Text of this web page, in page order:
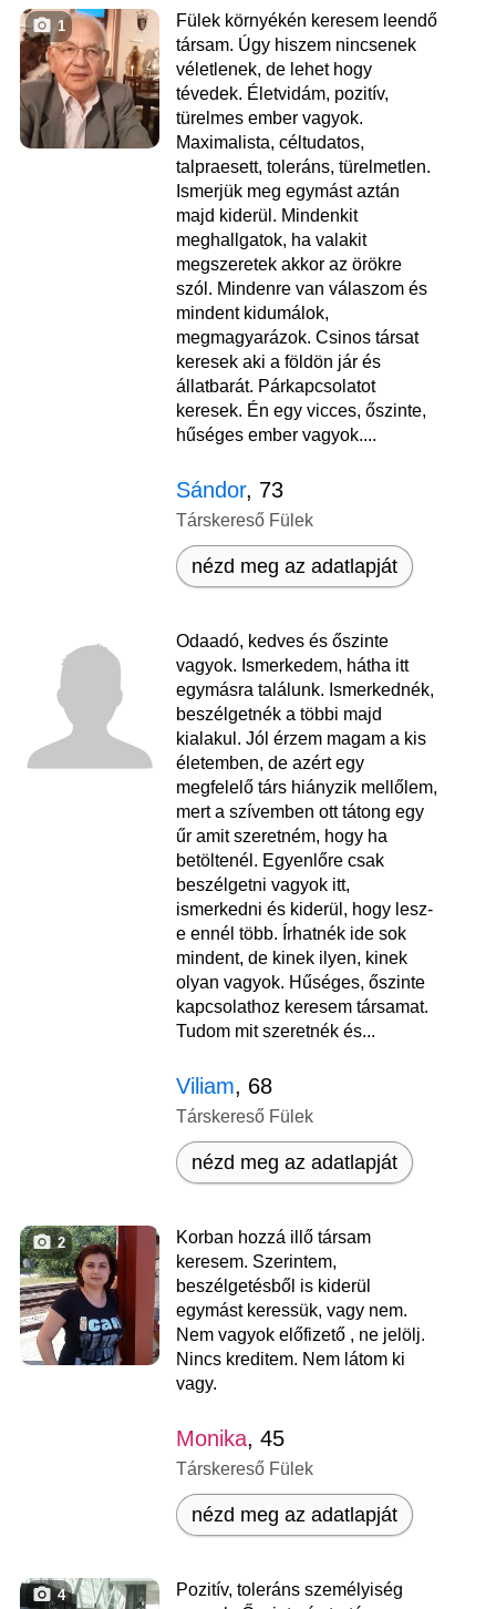
1
Fülek környékén keresem leendő
társam. Úgy hiszem nincsenek
véletlenek, de lehet hogy
tévedek. Életvidám, pozitív,
türelmes ember vagyok.
Maximalista, céltudatos,
talpraesett, toleráns, türelmetlen.
Ismerjük meg egymást aztán
majd kiderül. Mindenkit
meghallgatok, ha valakit
megszeretek akkor az örökre
szól. Mindenre van válaszom és
mindent kidumálok,
megmagyarázok. Csinos társat
keresek aki a földön jár és
állatbarát. Párkapcsolatot
keresek. Én egy vicces, őszinte,
hűséges ember vagyok....
Sándor, 73
Társkereső Fülek
nézd meg az adatlapját
Odaadó, kedves és őszinte
vagyok. Ismerkedem, hátha itt
egymásra találunk. Ismerkednék,
beszélgetnék a többi majd
kialakul. Jól érzem magam a kis
életemben, de azért egy
megfelelő társ hiányzik mellőlem,
mert a szívemben ott tátong egy
űr amit szeretném, hogy ha
betöltenél. Egyenlőre csak
beszélgetni vagyok itt,
ismerkedni és kiderül, hogy lesz-
e ennél több. Írhatnék ide sok
mindent, de kinek ilyen, kinek
olyan vagyok. Hűséges, őszinte
kapcsolathoz keresem társamat.
Tudom mit szeretnék és...
Viliam, 68
Társkereső Fülek
nézd meg az adatlapját
2
Korban hozzá illő társam
keresem. Szerintem,
beszélgetésből is kiderül
egymást keressük, vagy nem.
Nem vagyok előfizető , ne jelölj.
Nincs kreditem. Nem látom ki
vagy.
Monika, 45
Társkereső Fülek
nézd meg az adatlapját
4
Pozitív, toleráns személyiség